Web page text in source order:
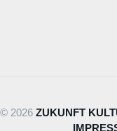
© 2026 ZUKUNFT